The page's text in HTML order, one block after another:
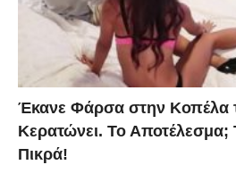
Έκανε Φάρσα στην Κοπέλα
Κερατώνει. Το Αποτέλεσμα;
Πικρά!